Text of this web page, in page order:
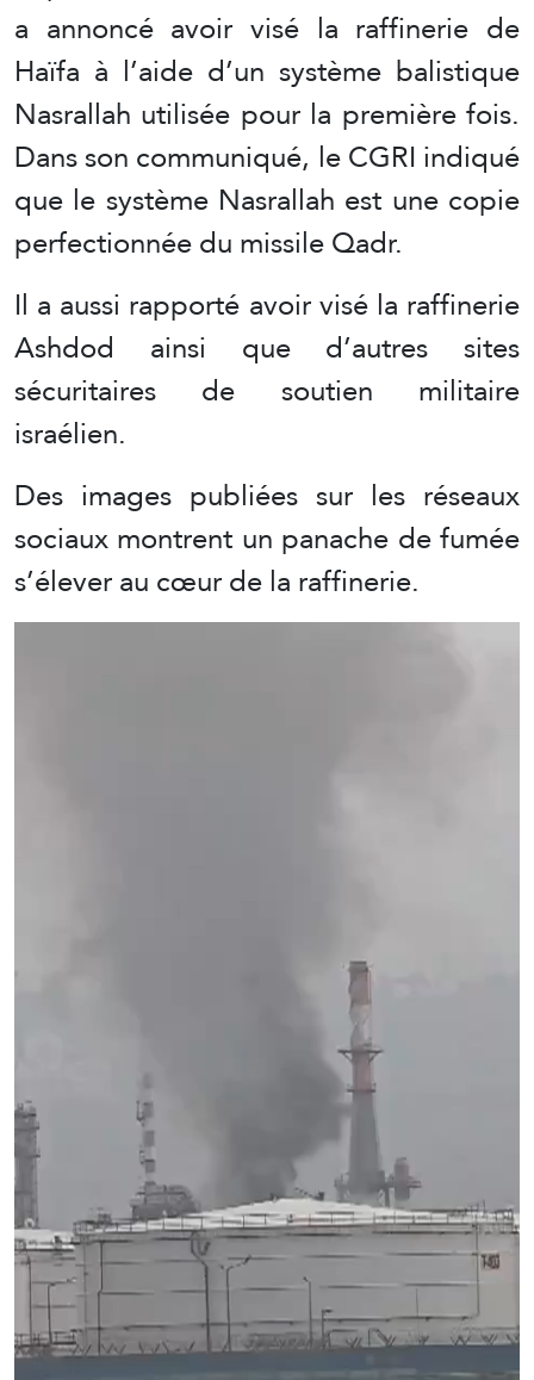
a annoncé avoir visé la raffinerie de
Haïfa à l’aide d’un système balistique
Nasrallah utilisée pour la première fois.
Dans son communiqué, le CGRI indiqué
que le système Nasrallah est une copie
perfectionnée du missile Qadr.
Il a aussi rapporté avoir visé la raffinerie
Ashdod ainsi que d’autres sites
sécuritaires de soutien militaire
israélien.
Des images publiées sur les réseaux
sociaux montrent un panache de fumée
s’élever au cœur de la raffinerie.